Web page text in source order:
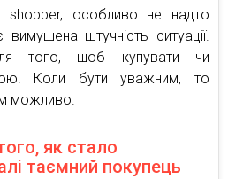
shopper, особливо не надто
вимушена штучність ситуації.
того, щоб купувати чи
Коли бути уважним, то
можливо.
як стало
таємний покупець